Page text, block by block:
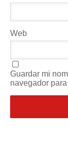
Web
Guardar mi
navegador